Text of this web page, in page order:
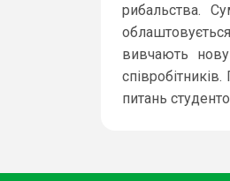
рибальства.
вивчають
питань